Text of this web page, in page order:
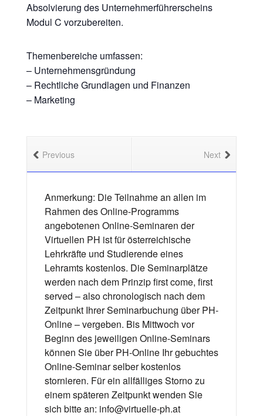
Absolvierung des Unternehmerführerscheins
Modul C vorzubereiten.
Themenbereiche umfassen:
– Unternehmensgründung
– Rechtliche Grundlagen und Finanzen
– Marketing
Next
Previous
Anmerkung: Die Teilnahme an allen im
Rahmen des Online-Programms
angebotenen Online-Seminaren der
Virtuellen PH ist für österreichische
Lehrkräfte und Studierende eines
Lehramts kostenlos. Die Seminarplätze
werden nach dem Prinzip first come, first
served – also chronologisch nach dem
Zeitpunkt Ihrer Seminarbuchung über PH-
Online – vergeben. Bis Mittwoch vor
Beginn des jeweiligen Online-Seminars
können Sie über PH-Online Ihr gebuchtes
Online-Seminar selber kostenlos
stornieren. Für ein allfälliges Storno zu
einem späteren Zeitpunkt wenden Sie
sich bitte an: info@virtuelle-ph.at